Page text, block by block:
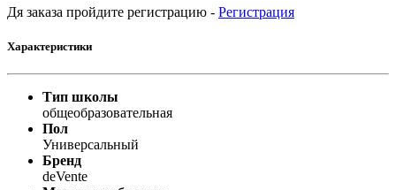
Дя заказа пройдите регистрацию - Регистрация
Характеристики
Тип школы
общеобразовательная
Пол
Универсальный
Бренд
deVente